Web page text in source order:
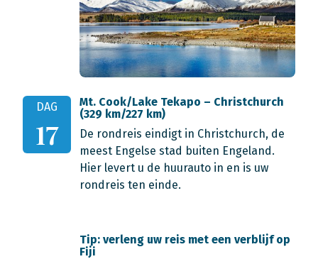
DAG
17
Mt. Cook/Lake Tekapo – Christchurch
(329 km/227 km)
De rondreis eindigt in Christchurch, de
meest Engelse stad buiten Engeland.
Hier levert u de huurauto in en is uw
rondreis ten einde.
Tip: verleng uw reis met een verblijf op
Fiji